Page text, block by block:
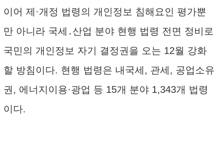
이어 제·개정 법령의 개인정보 침해요인 평가뿐
만 아니라 국세․산업 분야 현행 법령 전면 정비로
국민의 개인정보 자기 결정권을 오는 12월 강화
할 방침이다. 현행 법령은 내국세, 관세, 공업소유
권, 에너지이용·광업 등 15개 분야 1,343개 법령
이다.